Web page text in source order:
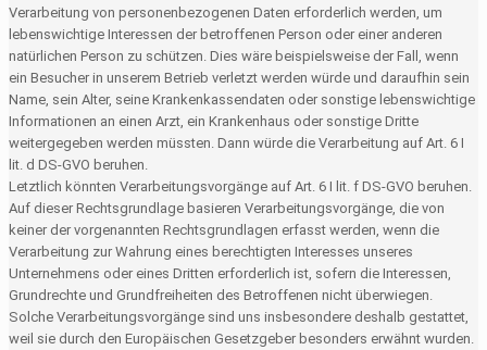
Verarbeitung von personenbezogenen Daten erforderlich werden, um
lebenswichtige Interessen der betroffenen Person oder einer anderen
natürlichen Person zu schützen. Dies wäre beispielsweise der Fall, wenn
ein Besucher in unserem Betrieb verletzt werden würde und daraufhin sein
Name, sein Alter, seine Krankenkassendaten oder sonstige lebenswichtige
Informationen an einen Arzt, ein Krankenhaus oder sonstige Dritte
weitergegeben werden müssten. Dann würde die Verarbeitung auf Art. 6 I
lit. d DS-GVO beruhen.
Letztlich könnten Verarbeitungsvorgänge auf Art. 6 I lit. f DS-GVO beruhen.
Auf dieser Rechtsgrundlage basieren Verarbeitungsvorgänge, die von
keiner der vorgenannten Rechtsgrundlagen erfasst werden, wenn die
Verarbeitung zur Wahrung eines berechtigten Interesses unseres
Unternehmens oder eines Dritten erforderlich ist, sofern die Interessen,
Grundrechte und Grundfreiheiten des Betroffenen nicht überwiegen.
Solche Verarbeitungsvorgänge sind uns insbesondere deshalb gestattet,
weil sie durch den Europäischen Gesetzgeber besonders erwähnt wurden.